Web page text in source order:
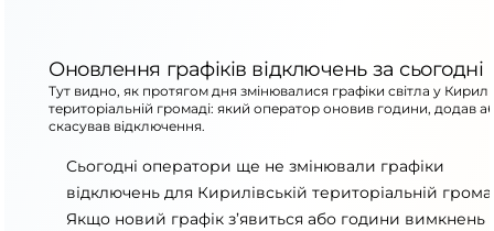
Оновлення графіків відключень за сьогодні
Тут видно, як протягом дня змінювалися графіки світла у
територіальній громаді: який оператор оновив години, додав
скасував відключення.
Сьогодні оператори ще не змінювали графіки
відключень для Кирилівській територіальній
Якщо новий графік з’явиться або години вимкнень